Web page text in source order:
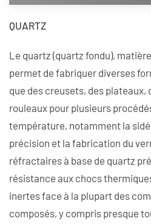
QUARTZ
Le quartz (quartz fondu),
permet de fabriquer diverses
que des creusets, des plateaux,
rouleaux pour plusieurs
température, notamment la
précision et la fabrication du
réfractaires à base de quartz
résistance aux chocs
inertes face à la plupart des
composés, y compris presque